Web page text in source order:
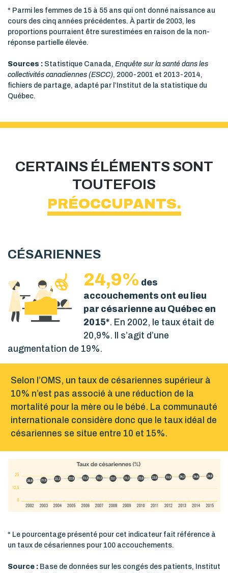
* Parmi les femmes de 15 à 55 ans qui ont donné naissance au
cours des cinq années précédentes. À partir de 2003, les
proportions pourraient être surestimées en raison de la non-
réponse partielle élevée.
Sources : Statistique Canada, Enquête sur la santé dans les
collectivités canadiennes (ESCC), 2000-2001 et 2013-2014,
fichiers de partage, adapté par l’Institut de la statistique du
Québec.
CERTAINS ÉLÉMENTS SONT
TOUTEFOIS
PRÉOCCUPANTS.
CÉSARIENNES
24,9% des
accouchements ont eu lieu
par césarienne au Québec en
2015*. En 2002, le taux était de
20,9%. Il s’agit d’une
augmentation de 19%.
Selon l’OMS, un taux de césariennes supérieur à
10% n’est pas associé à une réduction de la
mortalité pour la mère ou le bébé. La communauté
internationale considère donc que le taux idéal de
césariennes se situe entre 10 et 15%.
* Le pourcentage présenté pour cet indicateur fait référence à
un taux de césariennes pour 100 accouchements.
Source : Base de données sur les congés des patients, Institut